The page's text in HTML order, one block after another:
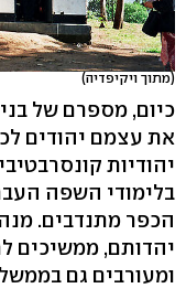
(מתוך ויקיפדיה)
את עצמם יהודים
יהודיות
בלימודי השפה
הכפר מתנדבים.
יהדותם, ממשיכים
ומעורבים גם